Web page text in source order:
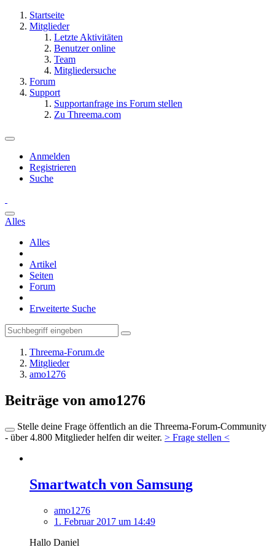
Startseite
Mitglieder
Letzte Aktivitäten
Benutzer online
Team
Mitgliedersuche
Forum
Support
Supportanfrage ins Forum stellen
Zu Threema.com
Anmelden
Registrieren
Suche
Alles
Alles
Artikel
Seiten
Forum
Erweiterte Suche
Threema-Forum.de
Mitglieder
amo1276
Beiträge von amo1276
Stelle deine Frage öffentlich an die Threema-Forum-Community
- über 4.800 Mitglieder helfen dir weiter. > Frage stellen <
Smartwatch von Samsung
amo1276
1. Februar 2017 um 14:49
Hallo Daniel